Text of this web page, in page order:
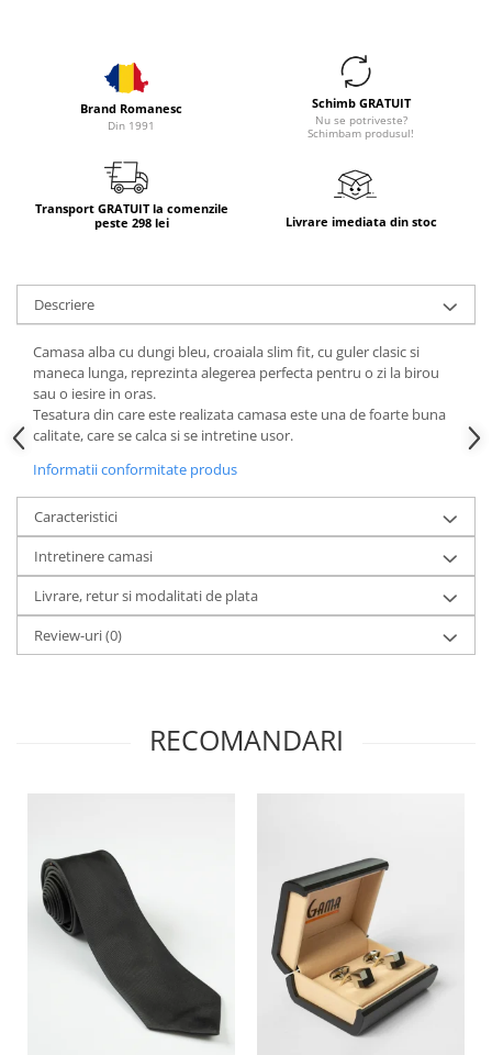
Brand Romanesc
Din 1991
Schimb GRATUIT
Nu se potriveste?
Schimbam produsul!
Transport GRATUIT la comenzile
peste 298 lei
Livrare imediata din stoc
Descriere
Camasa alba cu dungi bleu, croaiala slim fit, cu guler clasic si
maneca lunga, reprezinta alegerea perfecta pentru o zi la birou
sau o iesire in oras.
Tesatura din care este realizata camasa este una de foarte buna
calitate, care se calca si se intretine usor.
Informatii conformitate produs
Caracteristici
Intretinere camasi
Livrare, retur si modalitati de plata
Review-uri(0)
RECOMANDARI